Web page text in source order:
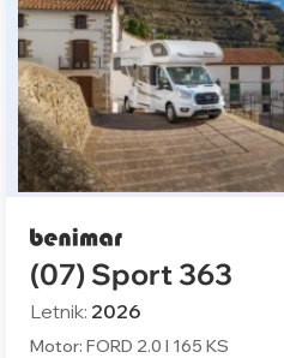
(07) Sport 363
Letnik: 2026
Motor: FORD 2.0 l 165 KS